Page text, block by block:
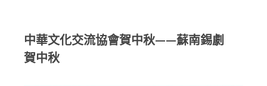
中華文化交流協會賀中秋——蘇南錫劇
賀中秋